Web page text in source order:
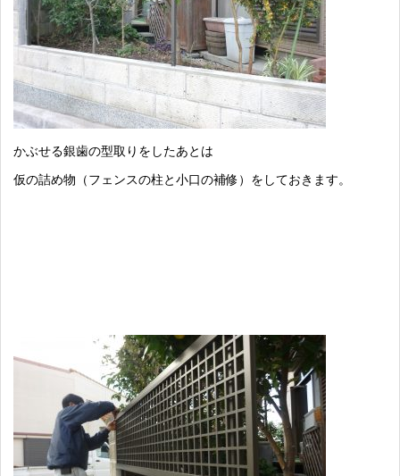
かぶせる銀歯の型取りをしたあとは
仮の詰め物（フェンスの柱と小口の補修）をしておきます。